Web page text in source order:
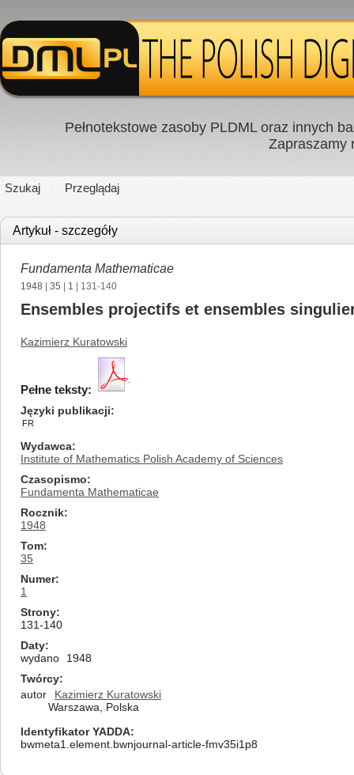
Pełnotekstowe zasoby PLDML oraz innych
Zapraszamy
Szukaj Przeglądaj
Artykuł - szczegóły
Fundamenta Mathematicae
1948 35 1 | 131-140
Ensembles projectifs et ensembles
Kazimierz Kuratowski
Pełne teksty:
Języki publikacji
FR
Wydawca
Institute of Mathematics Polish Academy of Sciences
Czasopismo
Fundamenta Mathematicae
Rocznik
1948
Tom
35
Numer
1
Strony
131-140
Daty
wydano
1948
Twórcy
autor
Kazimierz Kuratowski
Warszawa, Polska
Identyfikator YADDA
bwmeta1.element.bwnjournal-article-fmv35i1p8